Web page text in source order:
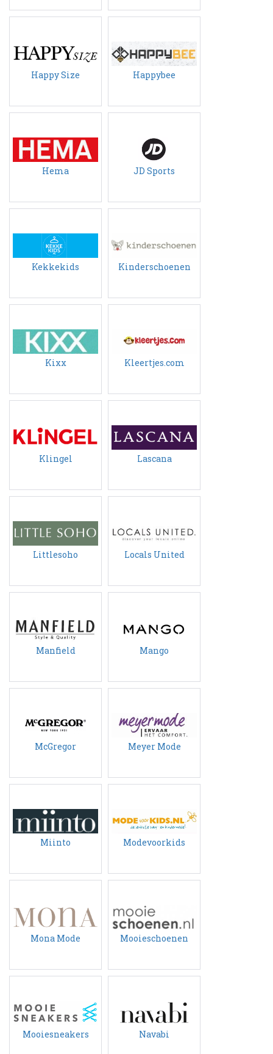
Happy Size Happybee
Hema JD Sports
Kekkekids Kinderschoenen
Kixx Kleertjes.com
Klingel Lascana
Littlesoho Locals United
Manfield Mango
McGregor Meyer Mode
Miinto Modevoorkids
Mona Mode Mooieschoenen
Mooiesneakers Navabi